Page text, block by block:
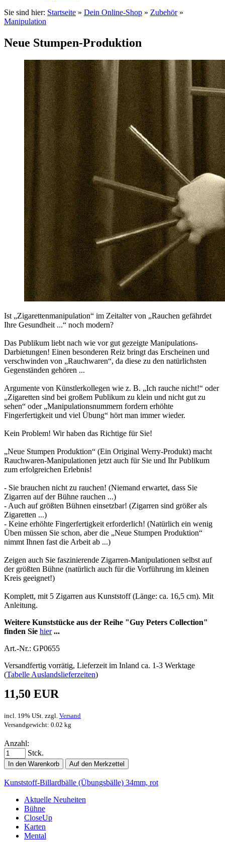
Sie sind hier: Startseite » Dein Online-Shop » Zubehör»
Manipulation
Neue Stumpen-Produktion
Ist „Zigarettenmanipulation“ im Zeitalter von „Rauchen gefährdet
Ihre Gesundheit ...“ noch modern?
Das Publikum liebt nach wie vor gut gezeigte Manipulations-
Darbietungen! Einen besonderen Reiz bringt das Erscheinen und
verschwinden von „Rauchwaren“, da diese zu den natürlichsten
Gegenständen gehören ...
Argumente von Künstlerkollegen wie z. B. „Ich rauche nicht!“ oder
„Zigaretten sind bei großem Publikum zu klein und nicht gut zu
sehen“ oder „Manipulationsnummern fordern erhöhte
Fingerfertigkeit und viel Übung“ hört man immer wieder.
Kein Problem! Wir haben das Richtige für Sie!
„Neue Stumpen Produktion“ (Ein Original Werry-Produkt) macht
Rauchwaren-Manipulationen jetzt auch für Sie und Ihr Publikum
zum erfolgreichen Erlebnis!
- Sie brauchen nicht zu rauchen! (Niemand erwartet, dass Sie
Zigarren auf der Bühne rauchen ...)
- Auch auf größten Bühnen einsetzbar! (Zigarren sind größer als
Zigaretten ...)
- Keine erhöhte Fingerfertigkeit erforderlich! (Natürlich ein wenig
Üben müssen Sie schon, aber die „Neue Stumpen Produktion“
nimmt Ihnen fast die Arbeit ab ...)
Zeigen auch Sie faszinierende Zigarren-Manipulationen selbst auf
der größten Bühne (natürlich auch für die Vorführung im kleinen
Kreis geeignet!)
Komplett, mit 5 Zigarren aus Kunststoff (Länge: ca. 16,5 cm). Mit
Anleitung.
Weitere Kunststücke aus der Reihe "Guy Peters Collection"
finden Sie hier...
Art.-Nr.: GP0655
Versandfertig vorrätig, Lieferzeit im Inland ca. 1-3 Werktage
(Tabelle Auslandslieferzeiten)
11,50 EUR
incl. 19% USt. zzgl. Versand
Versandgewicht: 0.02 kg
Anzahl:
Stck.
In den Warenkorb Auf den Merkzettel
Kunststoff-Billardbälle (Übungsbälle) 34mm, rot
Aktuelle Neuheiten
Bühne
CloseUp
Karten
Mental